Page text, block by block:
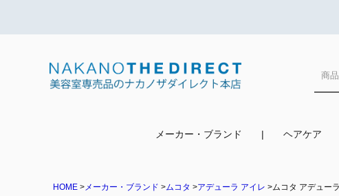
メーカー・ブランド ヘアケア
HOME メーカー・ブランド ムコタ アデューラ アイレ ムコタ アデュー